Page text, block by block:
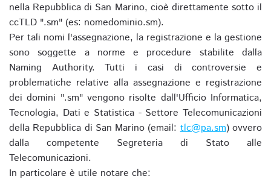
nella Repubblica di San Marino, cioè direttamente sotto il
ccTLD ".sm" (es: nomedominio.sm).
Per tali nomi l'assegnazione, la registrazione e la gestione
sono soggette a norme e procedure stabilite dalla
Naming Authority. Tutti i casi di controversie e
problematiche relative alla assegnazione e registrazione
dei domini ".sm" vengono risolte dall'Ufficio Informatica,
Tecnologia, Dati e Statistica - Settore Telecomunicazioni
della Repubblica di San Marino (email:tlc@pa.sm) ovvero
dalla competente Segreteria di Stato alle
Telecomunicazioni.
In particolare è utile notare che: